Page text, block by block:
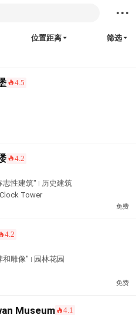

位置距离  筛选
󰺂4.5
󰺂4.2
志性建筑"
历史建筑
Tower
免费
4.2
和雕像"
园林花园
免费
Museum 󰺂4.1